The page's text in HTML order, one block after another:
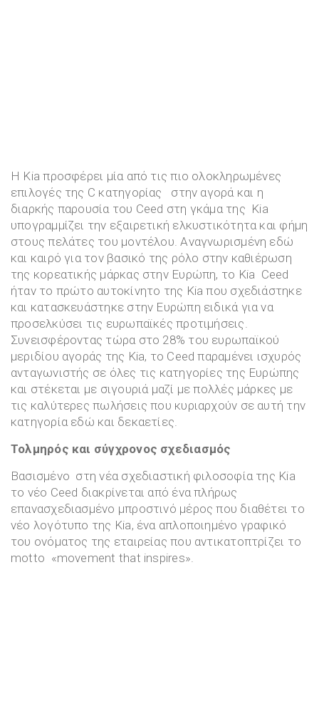
Η Kia προσφέρει μία από τις πιο ολοκληρωμένες
επιλογές της C κατηγορίας στην αγορά και η
διαρκής παρουσία του Ceed στη γκάμα της Kia
υπογραμμίζει την εξαιρετική ελκυστικότητα και φήμη
στους πελάτες του μοντέλου. Αναγνωρισμένη εδώ
και καιρό για τον βασικό της ρόλο στην καθιέρωση
της κορεατικής μάρκας στην Ευρώπη, το Kia Ceed
ήταν το πρώτο αυτοκίνητο της Kia που σχεδιάστηκε
και κατασκευάστηκε στην Ευρώπη ειδικά για να
προσελκύσει τις ευρωπαϊκές προτιμήσεις.
Συνεισφέροντας τώρα στο 28% του ευρωπαϊκού
μεριδίου αγοράς της Kia, το Ceed παραμένει ισχυρός
ανταγωνιστής σε όλες τις κατηγορίες της Ευρώπης
και στέκεται με σιγουριά μαζί με πολλές μάρκες με
τις καλύτερες πωλήσεις που κυριαρχούν σε αυτή την
κατηγορία εδώ και δεκαετίες.
Τολμηρός και σύγχρονος σχεδιασμός
Βασισμένο στη νέα σχεδιαστική φιλοσοφία της Kia
το νέο Ceed διακρίνεται από ένα πλήρως
επανασχεδιασμένο μπροστινό μέρος που διαθέτει το
νέο λογότυπο της Kia, ένα απλοποιημένο γραφικό
του ονόματος της εταιρείας που αντικατοπτρίζει το
motto «movement that inspires».